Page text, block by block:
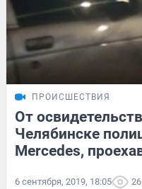
ПРОИСШЕСТВИЯ
От
Челябинске
Mercedes,
6 сентября, 2019, 18:05